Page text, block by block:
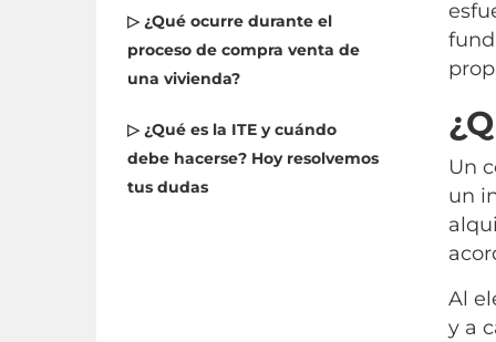
Un
un
Al
y a
▷ ¿Qué ocurre durante el
proceso de compra venta de
una vivienda?
▷ ¿Qué es la ITE y cuándo
debe hacerse? Hoy resolvemos
tus dudas